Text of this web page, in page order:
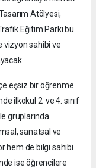
Atölyesi,
Eğitim Parkı bu
vizyon sahibi ve
eşsiz bir öğrenme
ilkokul 2. ve 4. sınıf
gruplarında
sanatsal ve
hem de bilgi sahibi
ise öğrencilere